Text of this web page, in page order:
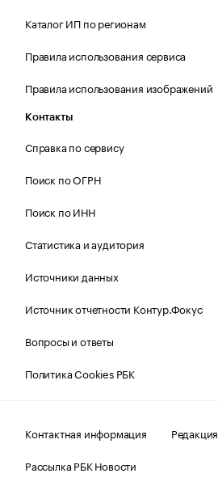
Каталог ИП по регионам
Правила использования сервиса
Правила использования изображений
Контакты
Справка по сервису
Поиск по ОГРН
Поиск по ИНН
Статистика и аудитория
Источники данных
Источник отчетности Контур.Фокус
Вопросы и ответы
Политика Cookies РБК
Контактная информация
Редакция
Рассылка РБК Новости